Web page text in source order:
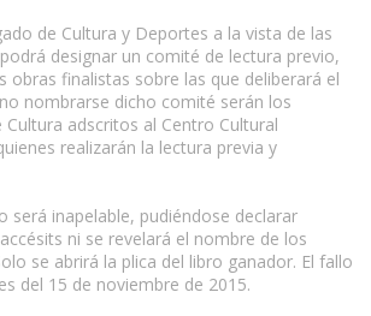
de Cultura y Deportes a la vista de las
designar un comité de lectura previo,
obras finalistas sobre las que deliberará el
nombrarse dicho comité serán los
adscritos al Centro Cultural
realizarán la lectura previa y
será inapelable, pudiéndose declarar
ni se revelará el nombre de los
se abrirá la plica del libro ganador. El fallo
del 15 de noviembre de 2015.